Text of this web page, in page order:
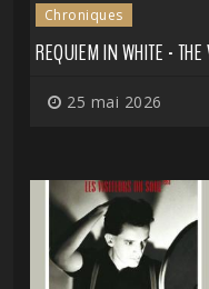
Chroniques
REQUIEM IN WHITE - THE
25 mai 2026